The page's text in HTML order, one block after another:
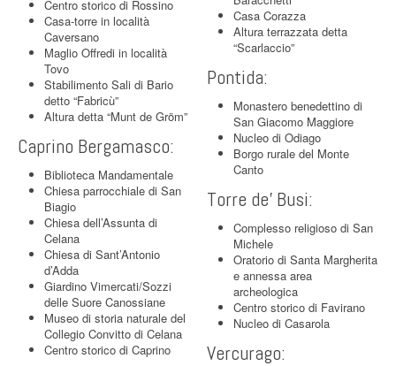
Centro storico di Rossino
Casa-torre in località
Caversano
Maglio Offredi in località
Tovo
Stabilimento Sali di Bario
detto “Fabricù”
Altura detta “Munt de Gröm”
Caprino Bergamasco:
Biblioteca Mandamentale
Chiesa parrocchiale di San
Biagio
Chiesa dell’Assunta di
Celana
Chiesa di Sant’Antonio
d’Adda
Giardino Vimercati/Sozzi
delle Suore Canossiane
Museo di storia naturale del
Collegio Convitto di Celana
Centro storico di Caprino
Casa Corazza
Altura terrazzata detta
“Scarlaccio”
Pontida:
Monastero benedettino di
San Giacomo Maggiore
Nucleo di Odiago
Borgo rurale del Monte
Canto
Torre de’ Busi:
Complesso religioso di San
Michele
Oratorio di Santa Margherita
e annessa area
archeologica
Centro storico di Favirano
Nucleo di Casarola
Vercurago: